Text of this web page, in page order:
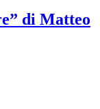
di Matteo